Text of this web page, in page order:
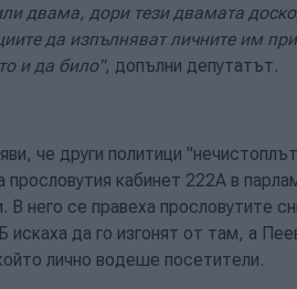
двама, дори тези двамата
да изпълняват личните им
и да било", допълни депутатът.
че други политици
кабинет 222А в
него се правеха прословутите
да го изгонят от там, а
лично водеше посетители.